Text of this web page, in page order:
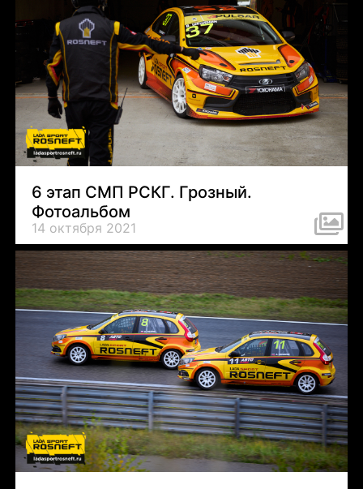
6 этап СМП РСКГ. Грозный.
Фотоальбом
14 октября 2021